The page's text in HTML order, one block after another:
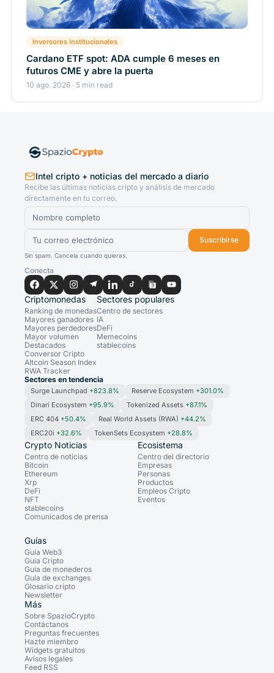
Inversores institucionales
Cardano ETF spot: ADA cumple 6 meses en
futuros CME y abre la puerta
10 ago. 2026 · 5 min read
Intel cripto + noticias del mercado a diario
Recibe las últimas noticias cripto y análisis de mercado
directamente en tu correo.
Suscribirse
Sin spam. Cancela cuando quieras.
Conecta
Criptomonedas
Ranking de monedas
Mayores ganadores
Mayores perdedores
Mayor volumen
Destacados
Conversor Cripto
Altcoin Season Index
RWA Tracker
Sectores populares
Centro de sectores
IA
DeFi
Memecoins
stablecoins
Sectores en tendencia
Surge Launchpad +823.8% Reserve Ecosystem +301.0%
Dinari Ecosystem +95.9% Tokenized Assets +87.1%
ERC 404 +50.4% Real World Assets (RWA) +44.2%
ERC20i +32.6% TokenSets Ecosystem +28.8%
Crypto Noticias
Centro de noticias
Bitcoin
Ethereum
Xrp
DeFi
NFT
stablecoins
Comunicados de prensa
Ecosistema
Centro del directorio
Empresas
Personas
Productos
Empleos Cripto
Eventos
Guías
Guía Web3
Guía Cripto
Guía de monederos
Guía de exchanges
Glosario cripto
Newsletter
Más
Sobre SpazioCrypto
Contáctanos
Preguntas frecuentes
Hazte miembro
Widgets gratuitos
Avisos legales
Feed RSS